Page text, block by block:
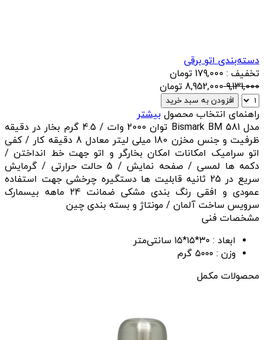
دسته‌بندی اتو برقی
تخفیف : 179,000 تومان
9,131,000
8,952,000 تومان
افزودن به سبد خرید
راهنمای انتخاب محصول بیشتر
مدل Bismark BM 581 توان 2000 وات / 4.5 گرم بخار در دقیقه
ظرفیت و جنس مخزن 180 میلی لیتر معادل 8 دقیقه کار / کفی
اتو سرامیک امکانات امکان بخارگر و اتو جهت خط انداختن /
دکمه ها لمسی / صفحه نمایش / 5 حالت حرارتی / گرمایش
سریع در 25 ثانیه قابلیت ها دستگیره چرخشی جهت استفاده
عمودی و افقی رنگ بندی مشکی ضمانت 24 ماهه بیسمارک
سرویس ساخت آلمان / مونتاژ و بسته بندی چین
مشخصات فنی
ابعاد : ۳۰*۱۵*۱۵ سانتی‌متر
وزن : ۵۰۰۰ گرم
محصولات مکمل